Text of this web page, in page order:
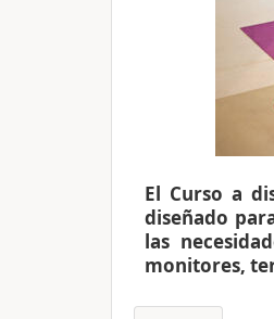
El Curso a
diseñado
las
monitores,